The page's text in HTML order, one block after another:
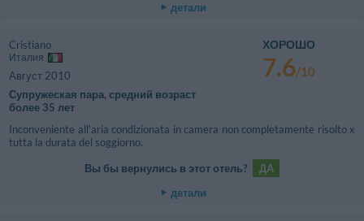
детали
Cristiano
Италия
Август 2010
Супружеская пара, средний возраст
более 35 лет
ХОРОШО
7.6/10
Inconveniente all'aria condizionata in camera non completamente risolto x
tutta la durata del soggiorno.
Вы бы вернулись в этот отель?
ДА
детали